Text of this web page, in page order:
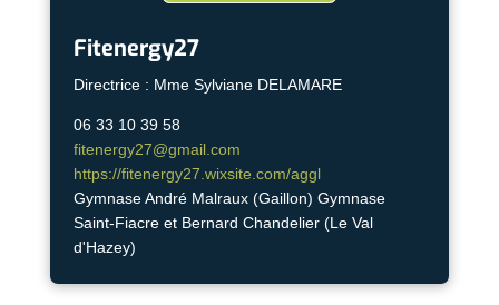
Fitenergy27
Directrice : Mme Sylviane DELAMARE
06 33 10 39 58
fitenergy27@gmail.com
https://fitenergy27.wixsite.com/aggl
Gymnase André Malraux (Gaillon) Gymnase
Saint-Fiacre et Bernard Chandelier (Le Val
d'Hazey)